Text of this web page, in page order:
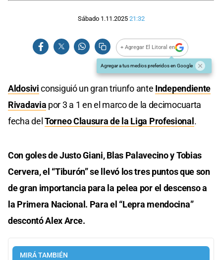
Sábado 1.11.2025 21:32
+ Agregar El Litoral en
Agregar a tus medios preferidos en Google
Aldosiviconsiguió un gran triunfo ante Independiente
Rivadavia por 3 a 1 en el marco de la decimocuarta
fecha delTorneo Clausura de la Liga Profesional.
Con goles de Justo Giani, Blas Palavecino y Tobias
Cervera, el “Tiburón” se llevó los tres puntos que son
de gran importancia para la pelea por el descenso a
la Primera Nacional. Para el “Lepra mendocina”
descontó Alex Arce.
MIRÁ TAMBIÉN